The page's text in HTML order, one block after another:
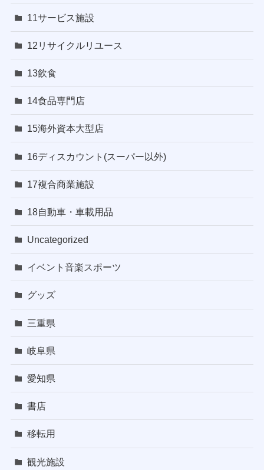
11サービス施設
12リサイクルリユース
13飲食
14食品専門店
15海外資本大型店
16ディスカウント(スーパー以外)
17複合商業施設
18自動車・車載用品
Uncategorized
イベント音楽スポーツ
グッズ
三重県
岐阜県
愛知県
書店
移転用
観光施設